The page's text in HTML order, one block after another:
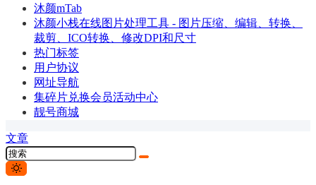
沐颜mTab
沐颜小栈在线图片处理工具 - 图片压缩、编辑、转换、
裁剪、ICO转换、修改DPI和尺寸
热门标签
用户协议
网址导航
集碎片兑换会员活动中心
靓号商城
文章